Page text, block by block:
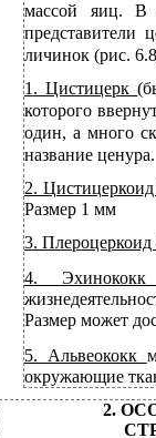
массой яиц. В
представители
личинок (рис.
1. Цистицерк
которого
один, а много
название ценура.
2.
Размер 1 мм
3. Плероцеркоид
4.
Размер может
5. Альвеококк
окружающие
2.